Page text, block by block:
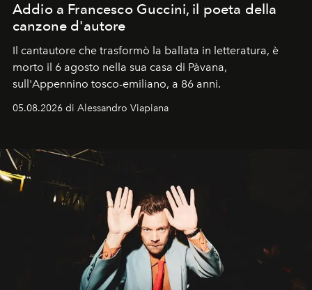
Addio a Francesco Guccini, il poeta della
canzone d'autore
Il cantautore che trasformò la ballata in letteratura, è
morto il 6 agosto nella sua casa di Pàvana,
sull'Appennino tosco-emiliano, a 86 anni.
05.08.2026 di Alessandro Viapiana